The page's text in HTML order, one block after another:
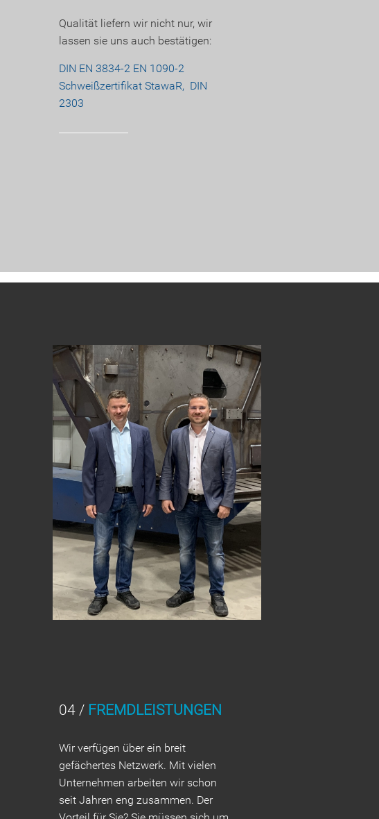
Qualität liefern wir nicht nur, wir
lassen sie uns auch bestätigen:
DIN EN 3834-2 EN 1090-2
Schweißzertifikat StawaR, DIN
2303
04 / FREMDLEISTUNGEN
Wir verfügen über ein breit
gefächertes Netzwerk. Mit vielen
Unternehmen arbeiten wir schon
seit Jahren eng zusammen. Der